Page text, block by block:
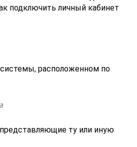
подключить личный кабинет
расположенном по
ту или иную